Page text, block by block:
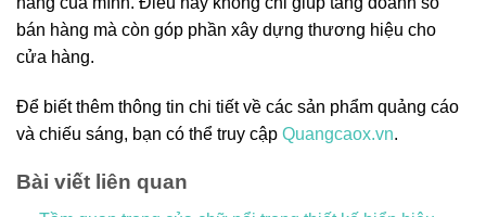
bán hàng mà còn góp phần xây dựng thương hiệu cho
cửa hàng.
Để biết thêm thông tin chi tiết về các sản phẩm quảng cáo
và chiếu sáng, bạn có thể truy cập Quangcaox.vn.
Bài viết liên quan